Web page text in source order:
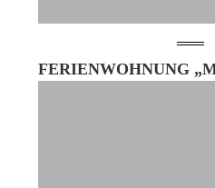
FERIENWOHNUNG